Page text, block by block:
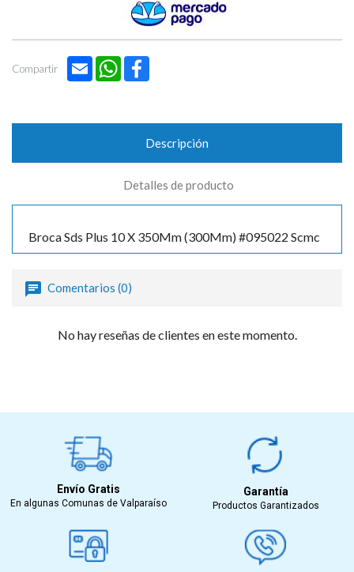
Compartir Email WhatsApp
Descripción
Detalles de producto
Broca Sds Plus 10 X 350Mm (300Mm) #095022 Scmc
Comentarios (0)
No hay reseñas de clientes en este momento.
Envío Gratis
En algunas Comunas de Valparaíso
Garantía
Productos Garantizados